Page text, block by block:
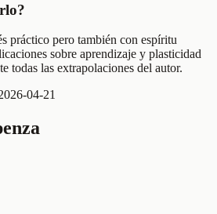
práctico pero también con espíritu
sobre aprendizaje y plasticidad
todas las extrapolaciones del autor.
04-21